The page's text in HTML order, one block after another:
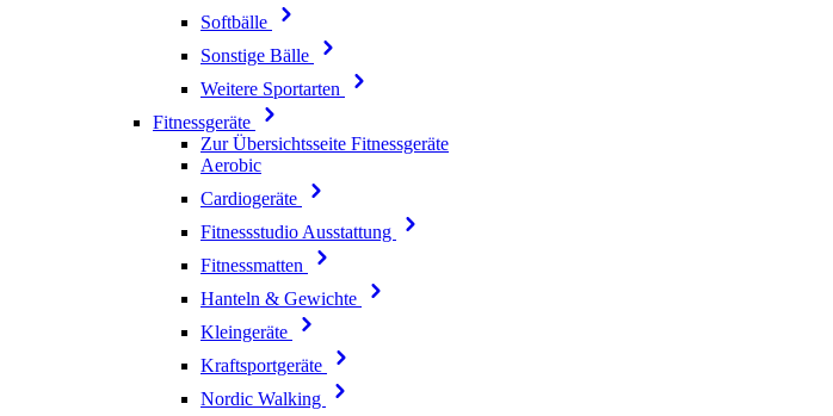
Softbälle
Sonstige Bälle
Weitere Sportarten
Fitnessgeräte
Zur Übersichtsseite Fitnessgeräte
Aerobic
Cardiogeräte
Fitnessstudio Ausstattung
Fitnessmatten
Hanteln & Gewichte
Kleingeräte
Kraftsportgeräte
Nordic Walking